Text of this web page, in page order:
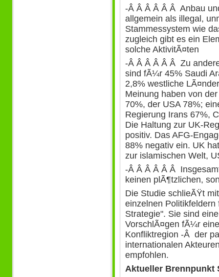
-Â Â Â Â Â Â Anbau
allgemein als illegal,
Stammessystem wie
zugleich gibt es ein
solche AktivitÃ¤ten
-Â Â Â Â Â Â Zu
sind fÃ¼r 45% Saudi
2,8% westliche
Meinung haben von
70%, der USA 78%;
Regierung Irans 67%,
Die Haltung zur UK-
positiv. Das AFG-
88% negativ ein. UK
zur islamischen Welt,
-Â Â Â Â Â Â
keinen plÃ¶tzlichen,
Die Studie schlieÃŸt
einzelnen
Strategie". Sie sind
VorschlÃ¤gen fÃ¼r
Konfliktregion -Â der
internationalen
empfohlen.
Aktueller Brennpunkt